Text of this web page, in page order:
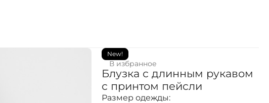
New!
В избранное
Блузка с длинным рукавом
с принтом пейсли
Размер одежды: